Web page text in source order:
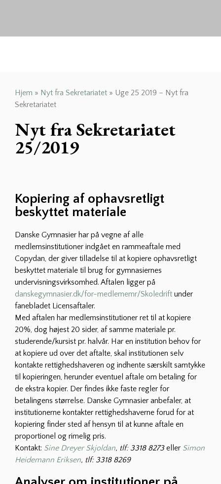
Hjem » Nyt fra Sekretariatet » Uge 25 2019 – Nyt fra
Sekretariatet
Nyt fra Sekretariatet
25/2019
Kopiering af ophavsretligt
beskyttet materiale
Danske Gymnasier har på vegne af alle
medlemsinstitutioner indgået en rammeaftale med
Copydan, der giver tilladelse til at kopiere ophavsretligt
beskyttet materiale til brug for gymnasiernes
undervisningsvirksomhed. Aftalen ligger på
danskegymnasier.dk/for-medlememr/Skoledrift under
fanebladet Licensaftaler.
Med aftalen har medlemsinstitutioner ret til at kopiere
20%, dog højest 20 sider, af samme materiale pr.
studerende/kursist pr. halvår. Har en institution behov for
at kopiere ud over det aftalte, skal institutionen selv
kontakte rettighedshaveren og indhente særskilt samtykke
til kopieringen, herunder eventuel aftale om betaling for
de ekstra kopier. Der findes ikke faste regler for
betalingens størrelse. Danske Gymnasier anbefaler, at
institutionerne kontakter rettighedshaverne forud for at
kopiering finder sted af hensyn til at kunne aftale en
proportionel og rimelig pris.
Kontakt: Sine Dreyer Skjoldan, tlf: 3318 8273eller Simon
Heidemann Eriksen, tlf: 3318 8269